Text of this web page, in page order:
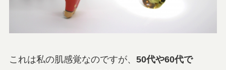
これは私の肌感覚なのですが、 50代や60代で